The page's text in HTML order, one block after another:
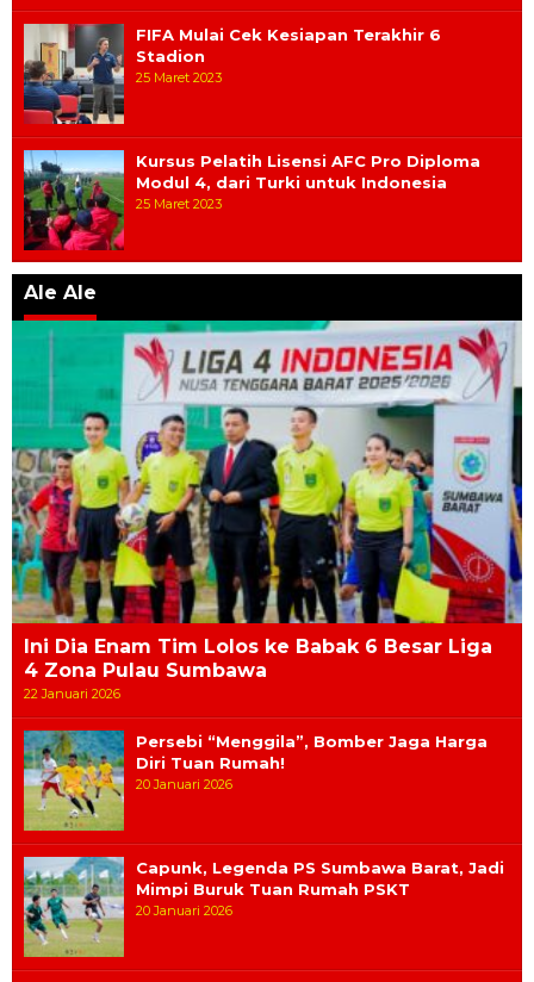
FIFA Mulai Cek Kesiapan Terakhir 6
Stadion
25 Maret 2023
Kursus Pelatih Lisensi AFC Pro Diploma
Modul 4, dari Turki untuk Indonesia
25 Maret 2023
Ale Ale
Ini Dia Enam Tim Lolos ke Babak 6 Besar Liga
4 Zona Pulau Sumbawa
22 Januari 2026
Persebi “Menggila”, Bomber Jaga Harga
Diri Tuan Rumah!
20 Januari 2026
Capunk, Legenda PS Sumbawa Barat, Jadi
Mimpi Buruk Tuan Rumah PSKT
20 Januari 2026